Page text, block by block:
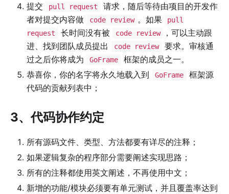
提交
pull request
请求，随后等待由项目的开发作
者对提交内容做
code review 。如果
pull
request
长时间没有被 code review
，可以主动跟
进、找到团队成员提出
code review
要求。审核通
过之后你将成为
GoFrame
框架的成员之一。
恭喜你，你的名字将永久地载入到
GoFrame
框架源
代码的贡献列表中；
3、代码协作约定
所有源码文件、类型、方法都要有详尽的注释；
如果逻辑复杂的程序部分需要阐述实现思路；
所有的注释都使用英文阐述，不再使用中文；
新增的功能/模块必须要有单元测试，并且覆盖率达到